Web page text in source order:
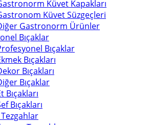
Küvet Kapakları
Küvet Süzgeçleri
Gastronorm Ürünler
Bıçaklar
Bıçaklar
Bıçakları
Bıçakları
Bıçaklar
Bıçakları
Bıçakları